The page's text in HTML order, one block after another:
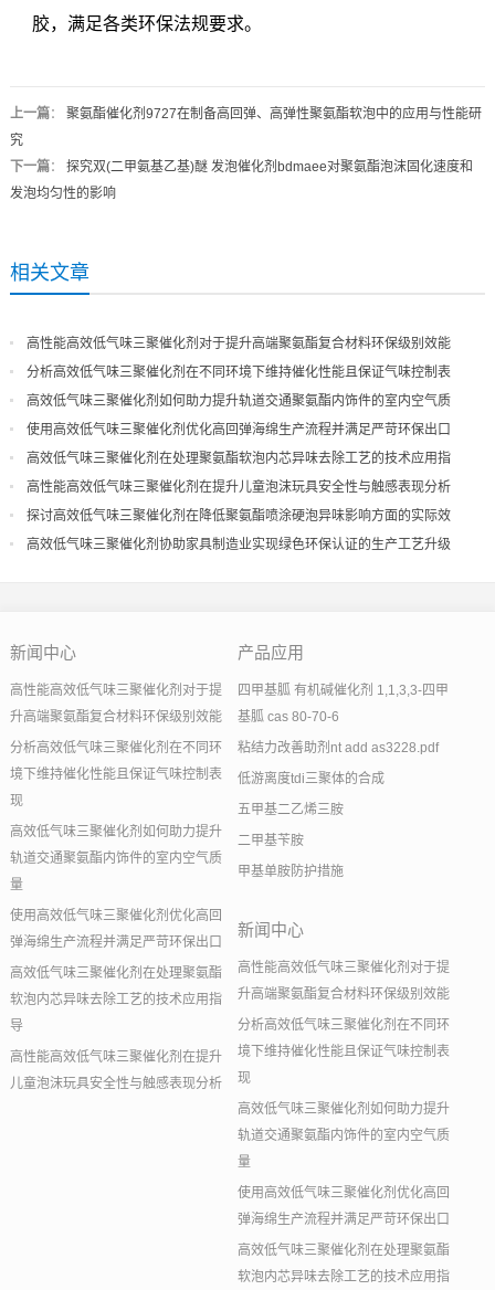
胶，满足各类环保法规要求。
上一篇： 聚氨酯催化剂9727在制备高回弹、高弹性聚氨酯软泡中的应用与性能研
究
下一篇： 探究双(二甲氨基乙基)醚 发泡催化剂bdmaee对聚氨酯泡沫固化速度和
发泡均匀性的影响
相关文章
高性能高效低气味三聚催化剂对于提升高端聚氨酯复合材料环保级别效能
分析高效低气味三聚催化剂在不同环境下维持催化性能且保证气味控制表
现
高效低气味三聚催化剂如何助力提升轨道交通聚氨酯内饰件的室内空气质
量
使用高效低气味三聚催化剂优化高回弹海绵生产流程并满足严苛环保出口
高效低气味三聚催化剂在处理聚氨酯软泡内芯异味去除工艺的技术应用指
导
高性能高效低气味三聚催化剂在提升儿童泡沫玩具安全性与触感表现分析
探讨高效低气味三聚催化剂在降低聚氨酯喷涂硬泡异味影响方面的实际效
果
高效低气味三聚催化剂协助家具制造业实现绿色环保认证的生产工艺升级
新闻中心
高性能高效低气味三聚催化剂对于提
升高端聚氨酯复合材料环保级别效能
分析高效低气味三聚催化剂在不同环
境下维持催化性能且保证气味控制表
现
高效低气味三聚催化剂如何助力提升
轨道交通聚氨酯内饰件的室内空气质
量
使用高效低气味三聚催化剂优化高回
弹海绵生产流程并满足严苛环保出口
高效低气味三聚催化剂在处理聚氨酯
软泡内芯异味去除工艺的技术应用指
导
高性能高效低气味三聚催化剂在提升
儿童泡沫玩具安全性与触感表现分析
产品应用
四甲基胍 有机碱催化剂 1,1,3,3-四甲
基胍 cas 80-70-6
粘结力改善助剂nt add as3228.pdf
低游离度tdi三聚体的合成
五甲基二乙烯三胺
二甲基苄胺
甲基单胺防护措施
新闻中心
高性能高效低气味三聚催化剂对于提
升高端聚氨酯复合材料环保级别效能
分析高效低气味三聚催化剂在不同环
境下维持催化性能且保证气味控制表
现
高效低气味三聚催化剂如何助力提升
轨道交通聚氨酯内饰件的室内空气质
量
使用高效低气味三聚催化剂优化高回
弹海绵生产流程并满足严苛环保出口
高效低气味三聚催化剂在处理聚氨酯
软泡内芯异味去除工艺的技术应用指